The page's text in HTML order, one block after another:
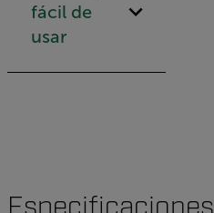
fácil de
usar